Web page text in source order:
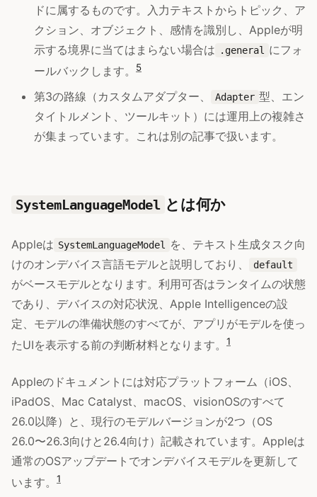
ドに属するものです。入力テキストからトピック、ア
クション、オブジェクト、感情を識別し、Appleが明
示する境界に当てはまらない場合は
.general
にフォ
ールバックします。
5
第3の路線（カスタムアダプター、 Adapter 型、エン
タイトルメント、ツールキット）には運用上の複雑さ
が集まっています。これは別の記事で扱います。
SystemLanguageModel とは何か
Appleは SystemLanguageModel
を、テキスト生成タスク向
けのオンデバイス言語モデルと説明しており、
default
がベースモデルとなります。利用可否はランタイムの状態
であり、デバイスの対応状況、Apple Intelligenceの設
定、モデルの準備状態のすべてが、アプリがモデルを使っ
たUIを表示する前の判断材料となります。
1
Appleのドキュメントには対応プラットフォーム（iOS、
iPadOS、Mac Catalyst、macOS、visionOSのすべて
26.0以降）と、現行のモデルバージョンが2つ（OS
26.0〜26.3向けと26.4向け）記載されています。Appleは
通常のOSアップデートでオンデバイスモデルを更新して
います。
1